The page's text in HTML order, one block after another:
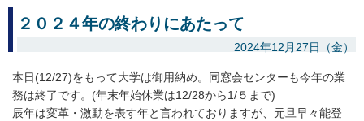
２０２４年の終わりにあたって
2024年12月27日（金）
本日(12/27)をもって大学は御用納め。同窓会センターも今年の業
務は終了です。(年末年始休業は12/28から1/５まで)
辰年は変革・激動を表す年と言われておりますが、元旦早々能登